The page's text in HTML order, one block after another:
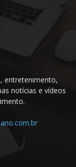
entretenimento,
notícias e vídeos